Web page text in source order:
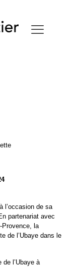
l’occasion de sa
partenariat avec
Provence, la
de l’Ubaye dans le
l’Ubaye à